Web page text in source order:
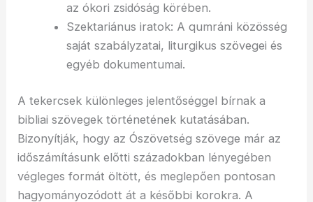
az ókori zsidóság körében.
Szektariánus iratok: A qumráni közösség
saját szabályzatai, liturgikus szövegei és
egyéb dokumentumai.
A tekercsek különleges jelentőséggel bírnak a
bibliai szövegek történetének kutatásában.
Bizonyítják, hogy az Ószövetség szövege már az
időszámításunk előtti századokban lényegében
végleges formát öltött, és meglepően pontosan
hagyományozódott át a későbbi korokra. A